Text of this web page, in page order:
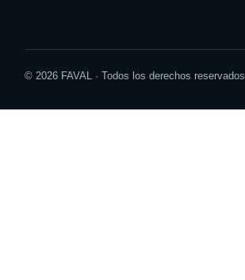
© 2026 FAVAL · Todos los derechos reservados